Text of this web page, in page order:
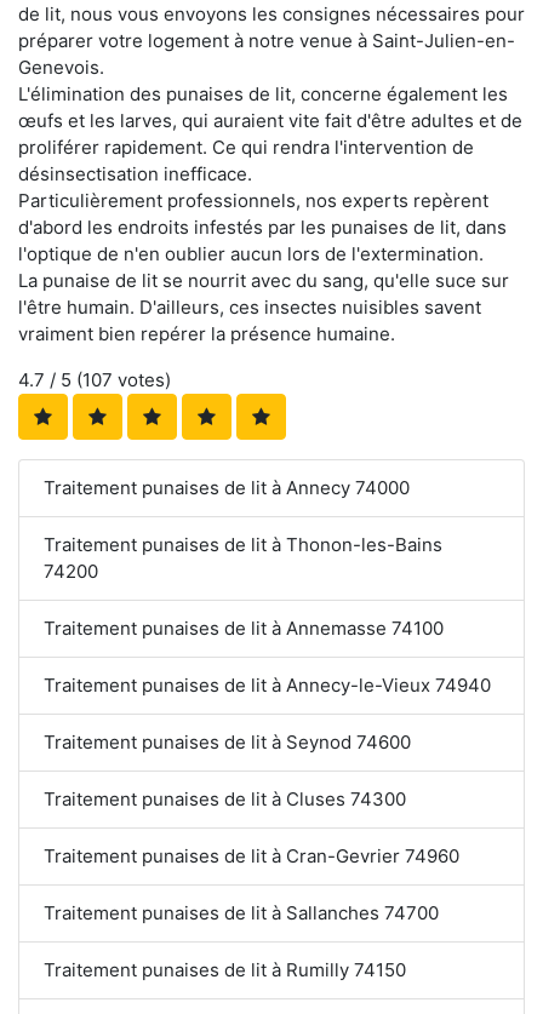
de lit, nous vous envoyons les consignes nécessaires pour
préparer votre logement à notre venue à Saint-Julien-en-
Genevois.
L'élimination des punaises de lit, concerne également les
œufs et les larves, qui auraient vite fait d'être adultes et de
proliférer rapidement. Ce qui rendra l'intervention de
désinsectisation inefficace.
Particulièrement professionnels, nos experts repèrent
d'abord les endroits infestés par les punaises de lit, dans
l'optique de n'en oublier aucun lors de l'extermination.
La punaise de lit se nourrit avec du sang, qu'elle suce sur
l'être humain. D'ailleurs, ces insectes nuisibles savent
vraiment bien repérer la présence humaine.
4.7 / 5 (107 votes)
Traitement punaises de lit à Annecy 74000
Traitement punaises de lit à Thonon-les-Bains
74200
Traitement punaises de lit à Annemasse 74100
Traitement punaises de lit à Annecy-le-Vieux 74940
Traitement punaises de lit à Seynod 74600
Traitement punaises de lit à Cluses 74300
Traitement punaises de lit à Cran-Gevrier 74960
Traitement punaises de lit à Sallanches 74700
Traitement punaises de lit à Rumilly 74150